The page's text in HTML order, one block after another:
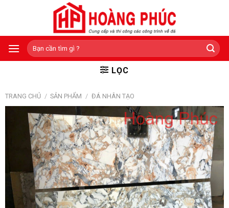
Tìm
kiếm:
LỌC
TRANG CHỦ / SẢN PHẨM / ĐÁ NHÂN TẠO